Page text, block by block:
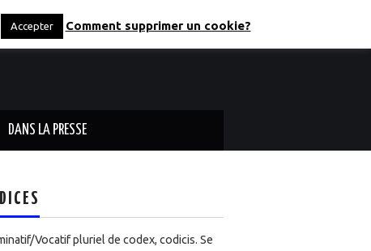
DANS LA PRESSE
Vocatif pluriel de codex, codicis. Se
Accepter Comment supprimer un cookie?